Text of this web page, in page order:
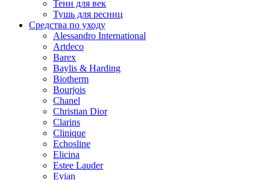
Тени для век
Тушь для ресниц
Средства по уходу
Alessandro International
Artdeco
Barex
Baylis & Harding
Biotherm
Bourjois
Chanel
Christian Dior
Clarins
Clinique
Echosline
Elicina
Estee Lauder
Evian